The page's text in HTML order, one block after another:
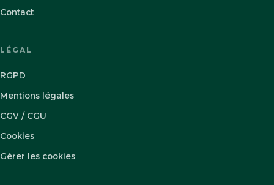
Contact
LÉGAL
RGPD
Mentions légales
CGV / CGU
Cookies
Gérer les cookies